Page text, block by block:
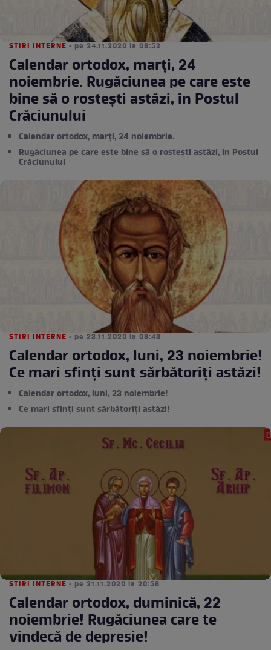
STIRI INTERNE • pe 24.11.2020 la 08:52
Calendar ortodox, marți, 24
noiembrie. Rugăciunea pe care este
bine să o rostești astăzi, în Postul
Crăciunului
Calendar ortodox, marți, 24 noiembrie.
Rugăciunea pe care este bine să o rostești astăzi, în Postul
Crăciunului
STIRI INTERNE • pe 23.11.2020 la 08:43
Calendar ortodox, luni, 23 noiembrie!
Ce mari sfinți sunt sărbătoriți astăzi!
Calendar ortodox, luni, 23 noiembrie!
Ce mari sfinți sunt sărbătoriți astăzi!
STIRI INTERNE • pe 21.11.2020 la 20:58
Calendar ortodox, duminică, 22
noiembrie! Rugăciunea care te
vindecă de depresie!